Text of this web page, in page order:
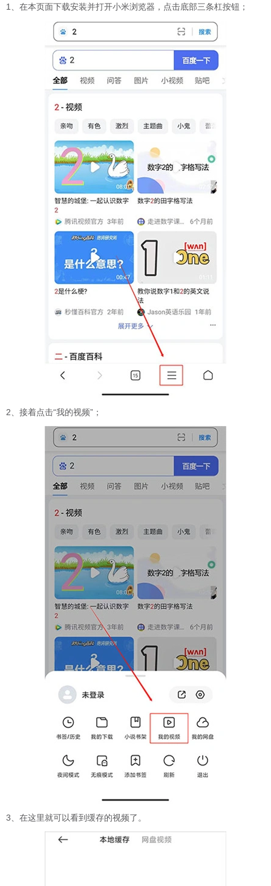
1、在本页面下载安装并打开小米浏览器，点击底部三条杠按钮；
2、接着点击“我的视频”；
3、在这里就可以看到缓存的视频了。